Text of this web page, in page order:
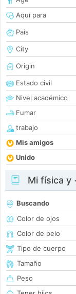
Aquí para
País
City
Origin
Estado civil
Nivel académico
Fumar
trabajo
Mis amigos
Unido
Mi física y
Buscando
Color de ojos
Color de pelo
Tipo de cuerpo
Tamaño
Peso